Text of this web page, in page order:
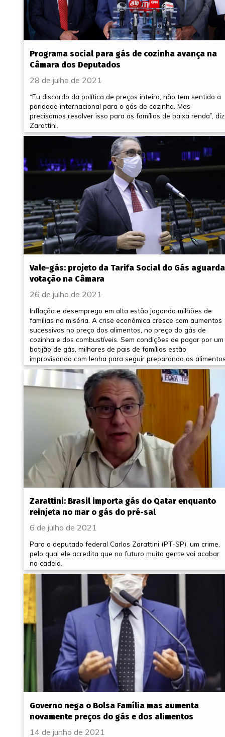
Programa social para gás de cozinha avança na
Câmara dos Deputados
28 de julho de 2021
“Eu discordo da política de preços inteira, não tem sentido a
paridade internacional para o gás de cozinha. Mas
precisamos resolver isso para as famílias de baixa renda”, diz
Zarattini.
Vale-gás: projeto da Tarifa Social do Gás aguarda
votação na Câmara
26 de julho de 2021
Inflação e desemprego em alta estão jogando milhões de
famílias na miséria. A crise econômica cresce com aumentos
sucessivos no preço dos alimentos, no preço do gás de
cozinha e dos combustíveis. Sem condições de pagar por um
botijão de gás, milhares de pais de famílias estão
improvisando com lenha para seguir preparando os
Zarattini: Brasil importa gás do Qatar enquanto
reinjeta no mar o gás do pré-sal
6 de julho de 2021
Para o deputado federal Carlos Zarattini (PT-SP), um crime,
pelo qual ele acredita que no futuro muita gente vai acabar
na cadeia.
Governo nega o Bolsa Família mas aumenta
novamente preços do gás e dos alimentos
14 de junho de 2021